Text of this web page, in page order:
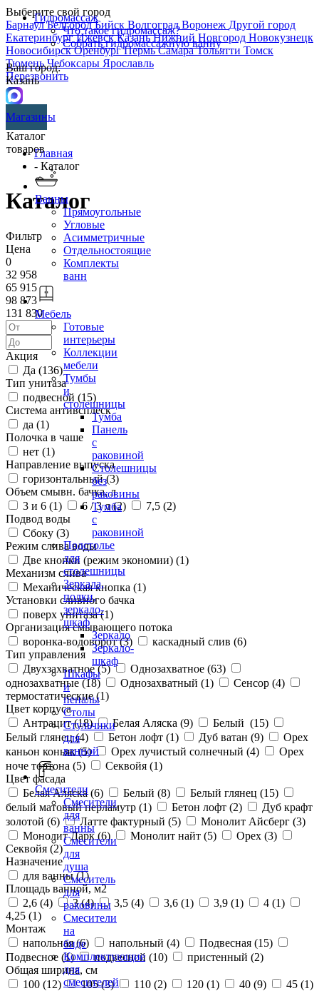
Выберите свой город
БарнаулБелгородБийск ВолгоградВоронеж Другой город
ЕкатеринбургИжевскКазаньНижний Новгород Новокузнецк
НовосибирскОренбургПермьСамараТольятти Томск
ТюменьЧебоксары Ярославль
Перезвонить
Гидромассаж
Что такое гидромассаж?
Собрать гидромассажную ванну
Ваш город:
Казань
Магазины
Каталог
товаров
Ванны
Прямоугольные
Угловые
Асимметричные
Отдельностоящие
Комплекты
ванн
Мебель
Готовые
интерьеры
Коллекции
мебели
Тумбы
и
столешницы
Тумба
Панель
с
раковиной
Столешницы
без
раковины
Тумба
с
раковиной
Подстолье
для
столешницы
Зеркала,
полки,
зеркало-
шкаф
Зеркало
Зеркало-
шкаф
Шкафы
и
пеналы
Столы
Стульчики
для
ванной
Смесители
Смесители
для
ванны
Смесители
для
душа
Смеситель
для
раковины
Смесители
на
биде
Комплектующие
для
смесителей
Главная
- Каталог
Каталог
Фильтр
Цена
0
32 958
65 915
98 873
131 830
Акция
Да (136)
Тип унитаза
подвесной (15)
Система антивсплеск
да (1)
Полочка в чаше
нет (1)
Направление выпуска
горизонтальный (3)
Объем смывн. бачка, л
3 и 6 (1) 6 / 3 л (2) 7,5 (2)
Подвод воды
Сбоку (3)
Режим слива воды
Две кнопки (режим экономии) (1)
Механизм слива
Механическая кнопка (1)
Установки сливного бачка
поверх унитаза (1)
Организация смывающего потока
воронка-водоворот (3) каскадный слив (6)
Тип управления
Двухзахватное (5) Однозахватное (63)
однозахватные (18) Однозахватный (1) Сенсор (4)
термостатические (1)
Цвет корпуса
Антрацит (18) Белая Аляска (9) Белый (15)
Белый глянец (4) Бетон лофт (1) Дуб ватан (9)
Орех
каньон коньяк (5) Орех лучистый солнечный (4)
Орех
ноче тортона (5) Секвойя (1)
Цвет фасада
Белая Аляска (6) Белый (8) Белый глянец (15)
белый матовый перламутр (1) Бетон лофт (2)
Дуб крафт
золотой (6) Латте фактурный (5) Монолит Айсберг (3)
Монолит Дарк (6) Монолит найт (5) Орех (3)
Секвойя (2)
Назначение
для ванны (1)
Площадь ванной, м2
2,6 (4) 3 (4) 3,5 (4) 3,6 (1) 3,9 (1) 4 (1)
4,25 (1)
Монтаж
напольная (6) напольный (4) Подвесная (15)
Подвесное (1) подвесной (10) пристенный (2)
Общая ширина, см
100 (12) 105 (3) 110 (2) 120 (1) 40 (9) 45 (1)